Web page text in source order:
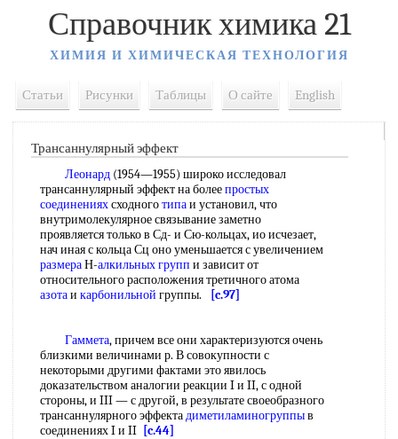
Справочник химика 21
ХИМИЯ И ХИМИЧЕСКАЯ ТЕХНОЛОГИЯ
Статьи Рисунки Таблицы О сайте English
Трансаннулярный эффект
Леонард (1954—1955) широко исследовал
трансаннулярный эффект на болеепростых
соединенияхсходноготипаи установил, что
внутримолекулярное связывание заметно
проявляется только в Сд- и Сю-кольцах, ио исчезает,
нач иная с кольца Сц оно уменьшается с увеличением
размераН-алкильных групп и зависит от
относительного расположения третичного атома
азотаи карбонильной группы. [c.97]
Гаммета, причем все они характеризуются очень
близкими величинами р. В совокупности с
некоторыми другими фактами это явилось
доказательством аналогии реакции I и II, с одной
стороны, и III — с другой, в результате своеобразного
трансаннулярного эффектадиметиламиногруппыв
соединениях I и II [c.44]